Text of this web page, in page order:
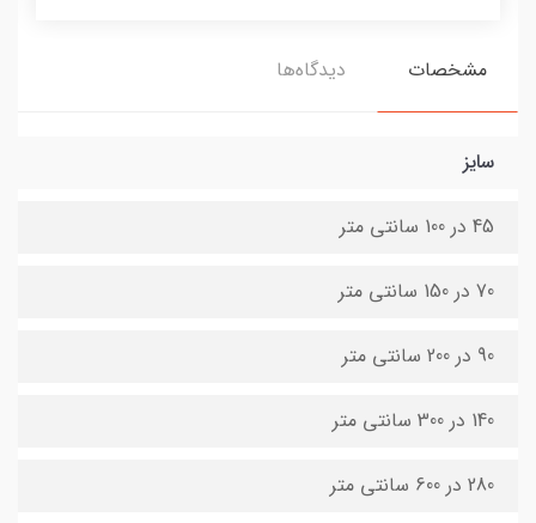
مشخصات دیدگاه‌ها
سایز
45 در 100 سانتی متر
70 در 150 سانتی متر
90 در 200 سانتی متر
140 در 300 سانتی متر
280 در 600 سانتی متر